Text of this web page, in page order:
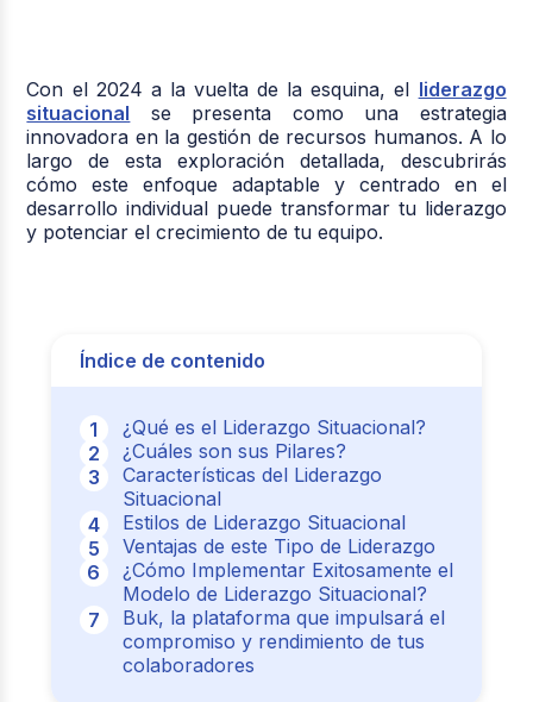
Con el 2024 a la vuelta de la esquina, el liderazgo
situacional se presenta como una estrategia
innovadora en la gestión de recursos humanos. A lo
largo de esta exploración detallada, descubrirás
cómo este enfoque adaptable y centrado en el
desarrollo individual puede transformar tu liderazgo
y potenciar el crecimiento de tu equipo.
Índice de contenido
¿Qué es el Liderazgo Situacional?
¿Cuáles son sus Pilares?
Características del Liderazgo
Situacional
Estilos de Liderazgo Situacional
Ventajas de este Tipo de Liderazgo
¿Cómo Implementar Exitosamente el
Modelo de Liderazgo Situacional?
Buk, la plataforma que impulsará el
compromiso y rendimiento de tus
colaboradores